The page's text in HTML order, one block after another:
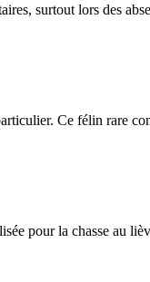
surtout lors des
Ce félin rare
pour la chasse au